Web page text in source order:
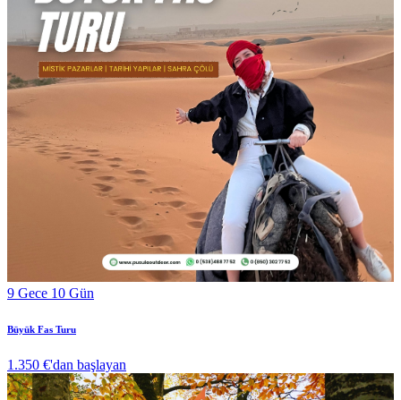
9 Gece 10 Gün
Büyük Fas Turu
1.350 €'dan başlayan